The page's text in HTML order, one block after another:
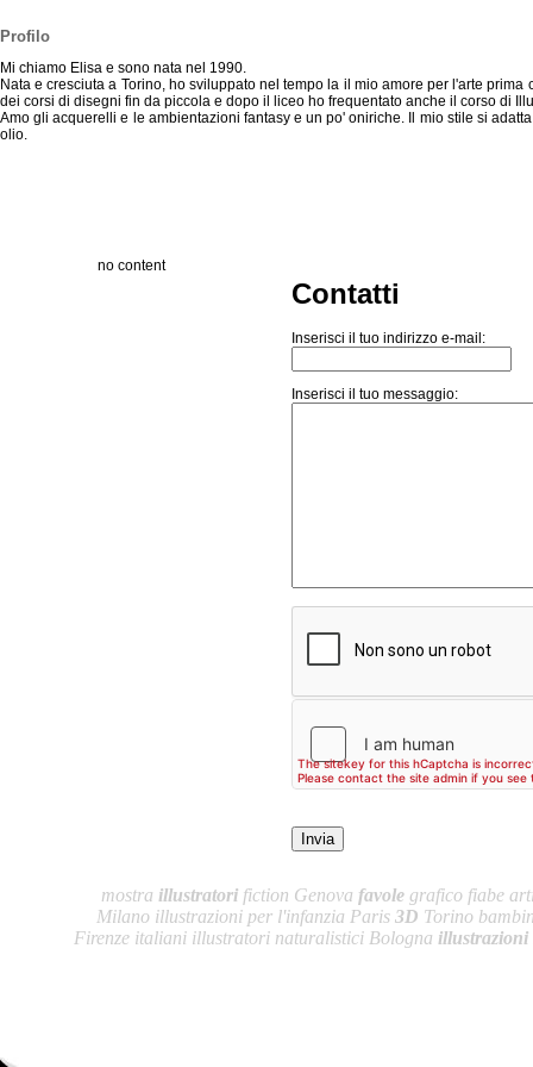
Profilo
Mi chiamo Elisa e sono nata nel 1990.
Nata e cresciuta a Torino, ho sviluppato nel tempo la il mio amore per l'arte
dei corsi di disegni fin da piccola e dopo il liceo ho frequentato anche il corso di
Amo gli acquerelli e le ambientazioni fantasy e un po' oniriche. Il mio stile si
olio.
no content
Contatti
Inserisci il tuo indirizzo e-mail:
Inserisci il tuo messaggio:
mostra illustratori fiction Genova favole grafico fiabe
Milano illustrazioni per l'infanzia Paris 3D Torino
Firenze italiani illustratori naturalistici Bologna illustrazioni